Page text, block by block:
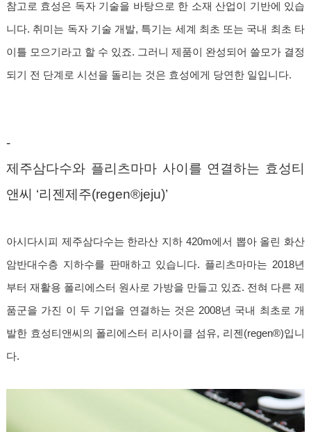
참고로 효성은 독자 기술을 바탕으로 한 소재 산업이 기반에 있습
니다. 취미는 독자 기술 개발, 특기는 세계 최초 또는 국내 최초 타
이틀 모으기라고 할 수 있죠. 그러니 제품이 완성되어 쓸모가 결정
되기 전 단계로 시선을 돌리는 것은 효성에게 당연한 일입니다.
-
제주삼다수와 플리츠마마 사이를 연결하는 효성티
앤씨 ‘리젠제주(regen®jeju)’
아시다시피 제주삼다수는 한라산 지하 420m에서 뽑아 올린 화산
암반대수층 지하수를 판매하고 있습니다. 플리츠마마는 2018년
부터 재활용 폴리에스터 원사로 가방을 만들고 있죠. 전혀 다른 제
품군을 가진 이 두 기업을 연결하는 것은 2008년 국내 최초로 개
발한 효성티앤씨의 폴리에스터 리사이클 섬유, 리젠(regen®)입니
다.